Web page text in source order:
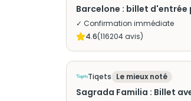
Barcelone : billet
✓ Confirmation immédiate
4.6(116204avis)
Tiqets Le mieux noté
Sagrada Familia : Billet